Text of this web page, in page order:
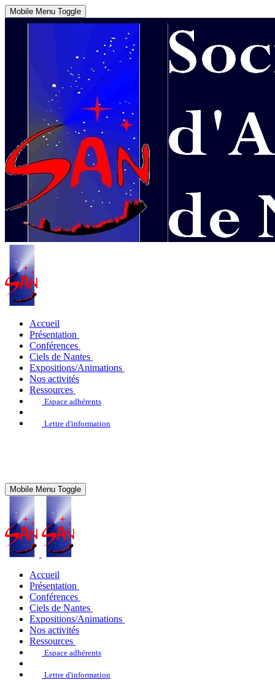
Mobile Menu Toggle
Accueil
Présentation
Conférences
Ciels de Nantes
Expositions/Animations
Nos activités
Ressources
Espace adhérents
Lettre d'information
Mobile Menu Toggle
Accueil
Présentation
Conférences
Ciels de Nantes
Expositions/Animations
Nos activités
Ressources
Espace adhérents
Lettre d'information